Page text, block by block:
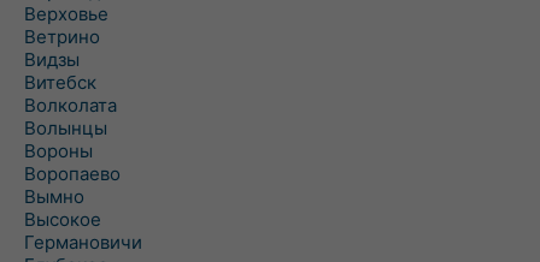
Верховье
Ветрино
Видзы
Витебск
Волколата
Волынцы
Вороны
Воропаево
Вымно
Высокое
Германовичи